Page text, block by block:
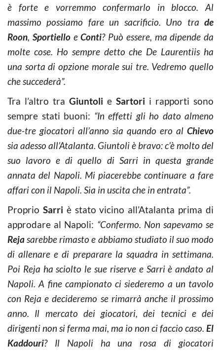
è forte e vorremmo confermarlo in blocco. Al
massimo possiamo fare un sacrificio. Uno tra de
Roon, SportielloeConti? Può essere, ma dipende da
molte cose. Ho sempre detto che De Laurentiis ha
una sorta di opzione morale sui tre. Vedremo quello
che succederà”.
Tra l’altro tra Giuntoli e Sartori i rapporti sono
sempre stati buoni: “In effetti gli ho dato almeno
due-tre giocatori all’anno sia quando ero al Chievo
sia adesso all’Atalanta. Giuntoli è bravo: c’è molto del
suo lavoro e di quello di Sarri in questa grande
annata del Napoli. Mi piacerebbe continuare a fare
affari con il Napoli. Sia in uscita che in entrata”.
Proprio Sarri è stato vicino all’Atalanta prima di
approdare al Napoli: “Confermo. Non sapevamo se
Rejasarebbe rimasto e abbiamo studiato il suo modo
di allenare e di preparare la squadra in settimana.
Poi Reja ha sciolto le sue riserve e Sarri è andato al
Napoli. A fine campionato ci siederemo a un tavolo
con Reja e decideremo se rimarrà anche il prossimo
anno. Il mercato dei giocatori, dei tecnici e dei
dirigenti non si ferma mai, ma io non ci faccio caso. El
Kaddouri? Il Napoli ha una rosa di giocatori